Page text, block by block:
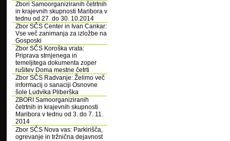
Zbori Samoorganiziranih četrtnih
in krajevnih skupnosti Maribora v
tednu od 27. do 30. 10.2014
Zbor SČS Center in Ivan Cankar:
Vse več zanimanja za izložbe na
Gosposki
Zbor SČS Koroška vrata:
Priprava strnjenega in
temeljitega dokumenta zoper
rušitev Doma mestne četrti
Zbor SČS Radvanje: Želimo več
informacij o sanaciji Osnovne
šole Ludvika Pliberška
ZBORI Samoorganiziranih
četrtnih in krajevnih skupnosti
Maribora v tednu od 3. do 7. 11.
2014
Zbor SČS Nova vas: Parkirišča,
ogrevanje in tržnična dejavnost